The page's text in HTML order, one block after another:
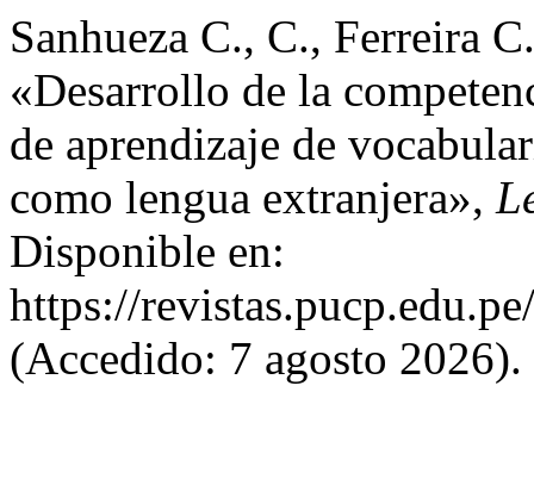
Sanhueza C., C., Ferreira
«Desarrollo de la
de aprendizaje de
como lengua extranjera»,
Disponible en:
https://
(Accedido: 7 agosto 2026).